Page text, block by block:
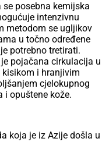
posebna kemijska
intenzivnu
metodom se ugljikov
u točno određene
potrebno tretirati.
pojačana cirkulacija u
i hranjivim
cjelokupnog
i opuštene kože.
koja je iz Azije došla u